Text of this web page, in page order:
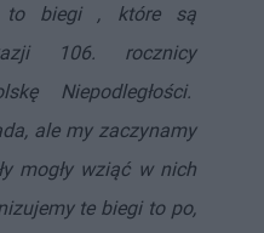
to biegi , które są
106. rocznicy
Niepodległości.
ale my zaczynamy
mogły wziąć w nich
te biegi to po,